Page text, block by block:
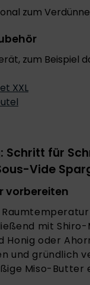
zum
zum Beispiel
XXL
Schritt für
Vide
vorbereiten
mit Shiro-
Honig oder
und gründlich
Miso-Butter